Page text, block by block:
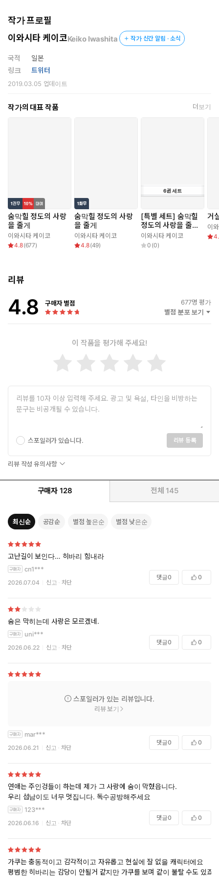
작가 프로필
이와시타 케이코Keiko Iwashita 작가 신간 알림 · 소식
국적
일본
링크
트위터
2019.03.05 업데이트
작가의 대표 작품 더보기
숨막힐 정도의 사랑
을 줄게
이와시타 케이코
4.8(677)
숨막힐 정도의 사랑
을 줄게
이와시타 케이코
4.8(49)
6권 세트
[특별 세트] 숨막힐
정도의 사랑을 줄게
(총 6권)
이와시타 케이코
0 (0)
거
이
리뷰
4.8 구매자 별점 677명 평가
별점 분포 보기
이 작품을 평가해 주세요!
스포일러가 있습니다. 리뷰 등록
리뷰 작성 유의사항
구매자 128 전체 145
최신순 공감순 별점 높은순 별점 낮은순
고난길이 보인다… 히바리 힘내라
cn1***
2026.07.04 신고 차단
댓글0 0
숨은 막히는데 사랑은 모르겠네.
uni***
2026.06.22 신고 차단
댓글0 0
스포일러가 있는 리뷰입니다.
리뷰 보기
mar***
2026.06.21 신고 차단
댓글0 0
연애는 주인겅들이 하는데 제가 그 사랑에 숨이 막혔읍니다.
우리 섭남이도 너무 멋집니다. 독수공방해주세요
123***
2026.06.16 신고 차단
댓글0 0
가쿠는 충동적이고 감각적이고 자유롭고 현실에 잘 없을 캐릭터에요
평범한 히바리는 감당이 안될거 같지만 가쿠를 보며 같이 불탈 수도 있죠